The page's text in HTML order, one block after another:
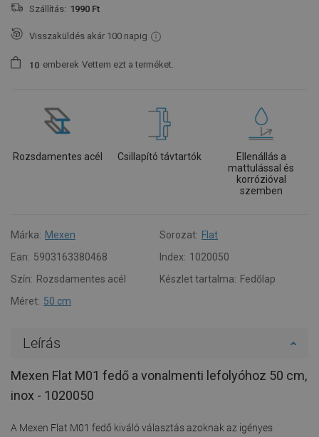
Szállítás: 1990 Ft
Visszaküldés akár 100 napig
1 0 emberek Vettem ezt a terméket.
Rozsdamentes acél Csillapító távtartók
Ellenállás a
mattulással és
korrózióval
szemben
Márka: Mexen Sorozat: Flat
Ean: 5903163380468 Index: 1020050
Szín: Rozsdamentes acél Készlet tartalma: Fedőlap
Méret: 50 cm
Leírás
Mexen Flat M01 fedő a vonalmenti lefolyóhoz 50 cm,
inox - 1020050
A Mexen Flat M01 fedő kiváló választás azoknak az igényes